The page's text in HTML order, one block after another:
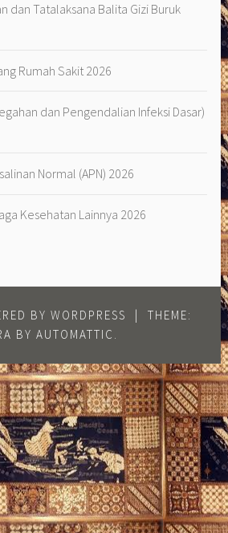
dan Tatalaksana Balita Gizi Buruk
Rumah Sakit 2026
dan Pengendalian Infeksi Dasar)
Normal (APN) 2026
Kesehatan Lainnya 2026
BY WORDPRESS
THEME:
BY AUTOMATTIC .